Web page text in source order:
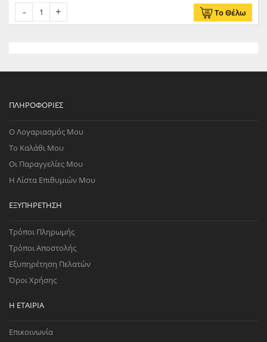
Το Θέλω
ΠΛΗΡΟΦΟΡΊΕΣ
Ο Λογαριασμός Μου
Το Καλάθι Μου
Οι Παραγγελίες Μου
Η Λίστα Επιθυμιών Μου
ΕΞΥΠΗΡΈΤΗΣΗ
Τρόποι Πληρωμής
Τρόποι Αποστολής
Εξυπηρέτηση Πελατών
Όροι Χρήσης
Η ΕΤΑΙΡΊΑ
Επικοινωνία